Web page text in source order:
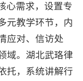
心需求，设置专
元教学环节，内
应对、信访处
域。湖北武珞律
托，系统讲解行